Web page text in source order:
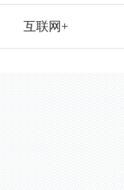
互联网+